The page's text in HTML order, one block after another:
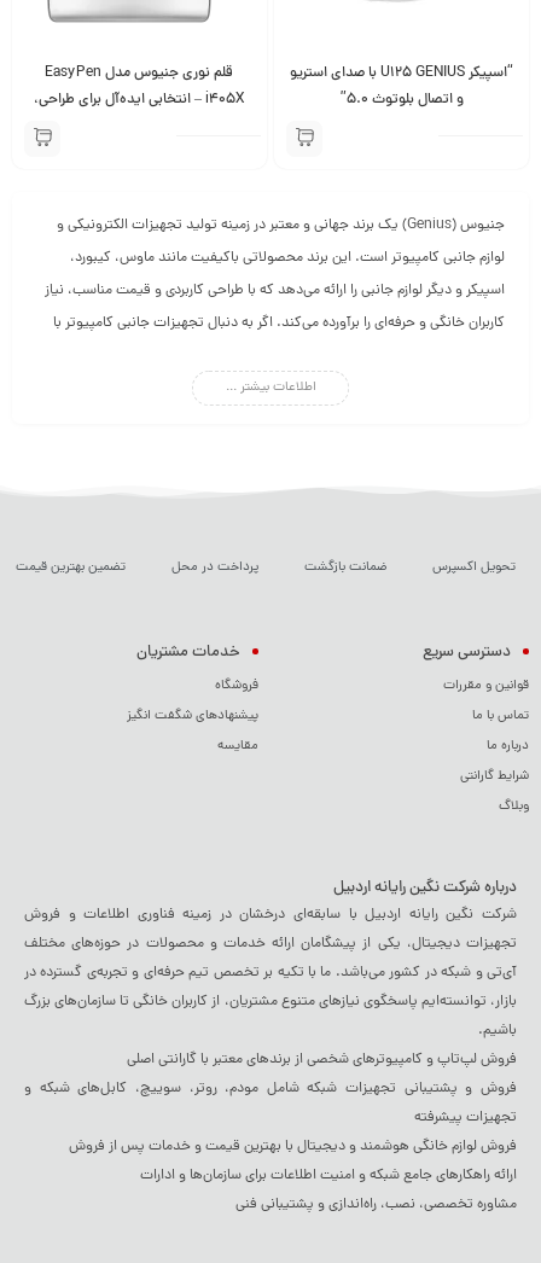
“اسپیکر U125 GENIUS با صدای استریو
و اتصال بلوتوث ۵.۰”
قلم نوری جنیوس مدل EasyPen
i405X – انتخابی ایده‌آل برای طراحی،
جنیوس (Genius) یک برند جهانی و معتبر در زمینه تولید تجهیزات الکترونیکی و
لوازم جانبی کامپیوتر است. این برند محصولاتی باکیفیت مانند ماوس، کیبورد،
اسپیکر و دیگر لوازم جانبی را ارائه می‌دهد که با طراحی کاربردی و قیمت مناسب، نیاز
کاربران خانگی و حرفه‌ای را برآورده می‌کند. اگر به دنبال تجهیزات جانبی کامپیوتر با
اطلاعات بیشتر ...
تحویل اکسپرس ضمانت بازگشت پرداخت در محل تضمین بهترین قیمت
دسترسی سریع
قوانین و مقررات
تماس با ما
درباره ما
شرایط گارانتی
وبلاگ
خدمات مشتریان
فروشگاه
پیشنهادهای شگفت انگیز
مقایسه
درباره شرکت نگین رایانه اردبیل
شرکت نگین رایانه اردبیل با سابقه‌ای درخشان در زمینه فناوری اطلاعات و فروش
تجهیزات دیجیتال، یکی از پیشگامان ارائه خدمات و محصولات در حوزه‌های مختلف
آی‌تی و شبکه در کشور می‌باشد. ما با تکیه بر تخصص تیم حرفه‌ای و تجربه‌ی گسترده در
بازار، توانسته‌ایم پاسخگوی نیازهای متنوع مشتریان، از کاربران خانگی تا سازمان‌های بزرگ
باشیم.
فروش لپ‌تاپ و کامپیوترهای شخصی از برندهای معتبر با گارانتی اصلی
فروش و پشتیبانی تجهیزات شبکه شامل مودم، روتر، سوییچ، کابل‌های شبکه و
تجهیزات پیشرفته
فروش لوازم خانگی هوشمند و دیجیتال با بهترین قیمت و خدمات پس از فروش
ارائه راهکارهای جامع شبکه و امنیت اطلاعات برای سازمان‌ها و ادارات
مشاوره تخصصی، نصب، راه‌اندازی و پشتیبانی فنی